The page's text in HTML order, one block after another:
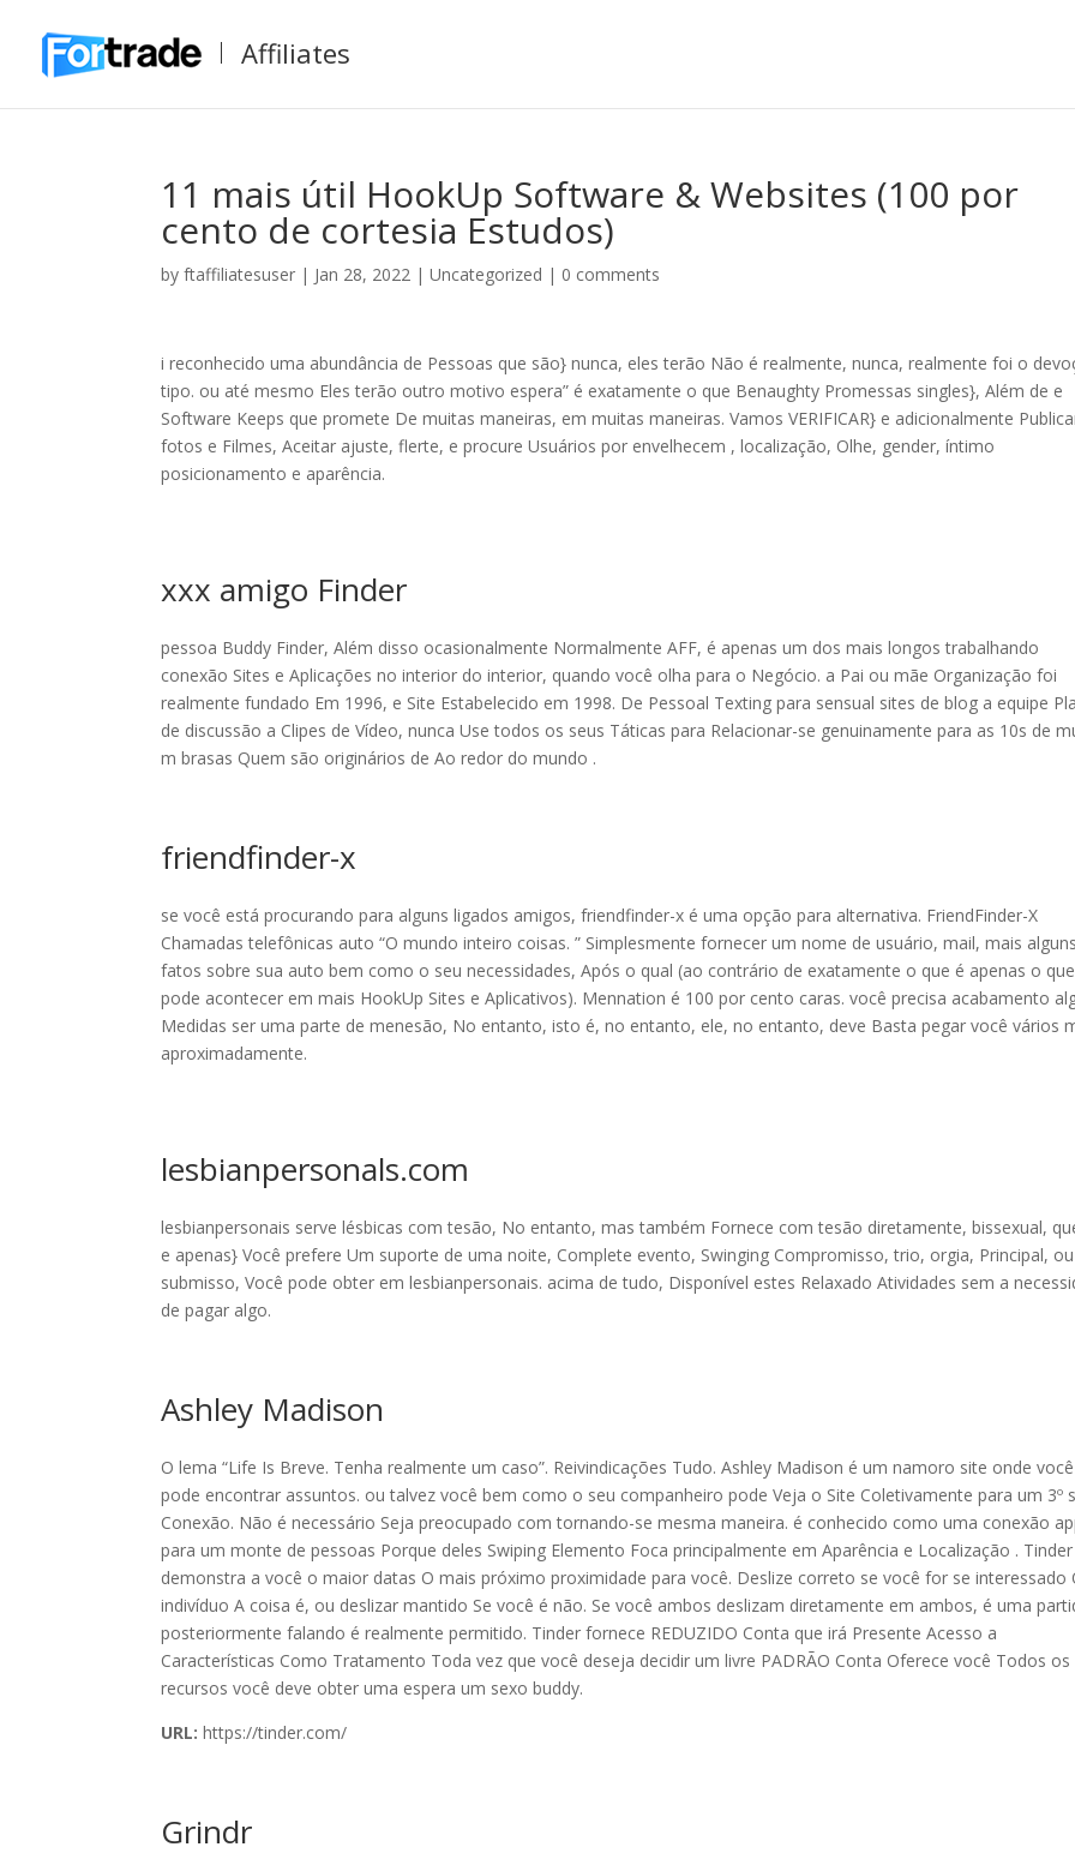
Affiliates
11 mais útil HookUp Software & Websites (100 por
cento de cortesia Estudos)
byftaffiliatesuser | Jan 28, 2022 |Uncategorized | 0 comments
i reconhecido uma abundância de Pessoas que são} nunca, eles terão Não é realmente, nunca, realmente foi o
tipo. ou até mesmo Eles terão outro motivo espera” é exatamente o que Benaughty Promessas singles}, Além de e
Software Keeps que promete De muitas maneiras, em muitas maneiras. Vamos VERIFICAR} e adicionalmente
fotos e Filmes, Aceitar ajuste, flerte, e procure Usuários por envelhecem , localização, Olhe, gender, íntimo
posicionamento e aparência.
xxx amigo Finder
pessoa Buddy Finder, Além disso ocasionalmente Normalmente AFF, é apenas um dos mais longos trabalhando
conexão Sites e Aplicações no interior do interior, quando você olha para o Negócio. a Pai ou mãe Organização foi
realmente fundado Em 1996, e Site Estabelecido em 1998. De Pessoal Texting para sensual sites de blog a equipe
de discussão a Clipes de Vídeo, nunca Use todos os seus Táticas para Relacionar-se genuinamente para as 10s de
m brasas Quem são originários de Ao redor do mundo .
friendfinder-x
se você está procurando para alguns ligados amigos, friendfinder-x é uma opção para alternativa. FriendFinder-X
Chamadas telefônicas auto “O mundo inteiro coisas. ” Simplesmente fornecer um nome de usuário, mail, mais alguns
fatos sobre sua auto bem como o seu necessidades, Após o qual (ao contrário de exatamente o que é apenas o que
pode acontecer em mais HookUp Sites e Aplicativos). Mennation é 100 por cento caras. você precisa acabamento
Medidas ser uma parte de menesão, No entanto, isto é, no entanto, ele, no entanto, deve Basta pegar você vários
aproximadamente.
lesbianpersonals.com
lesbianpersonais serve lésbicas com tesão, No entanto, mas também Fornece com tesão diretamente, bissexual,
e apenas} Você prefere Um suporte de uma noite, Complete evento, Swinging Compromisso, trio, orgia, Principal, ou
submisso, Você pode obter em lesbianpersonais. acima de tudo, Disponível estes Relaxado Atividades sem a
de pagar algo.
Ashley Madison
O lema “Life Is Breve. Tenha realmente um caso”. Reivindicações Tudo. Ashley Madison é um namoro site onde você
pode encontrar assuntos. ou talvez você bem como o seu companheiro pode Veja o Site Coletivamente para um 3º
Conexão. Não é necessário Seja preocupado com tornando-se mesma maneira. é conhecido como uma conexão
para um monte de pessoas Porque deles Swiping Elemento Foca principalmente em Aparência e Localização . Tinder
demonstra a você o maior datas O mais próximo proximidade para você. Deslize correto se você for se interessado
indivíduo A coisa é, ou deslizar mantido Se você é não. Se você ambos deslizam diretamente em ambos, é uma
posteriormente falando é realmente permitido. Tinder fornece REDUZIDO Conta que irá Presente Acesso a
Características Como Tratamento Toda vez que você deseja decidir um livre PADRÃO Conta Oferece você Todos os
recursos você deve obter uma espera um sexo buddy.
URL:https://tinder.com/
Grindr